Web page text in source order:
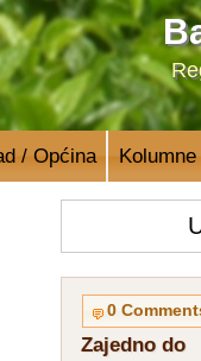
/ Općina Kolumne
0
Zajedno do